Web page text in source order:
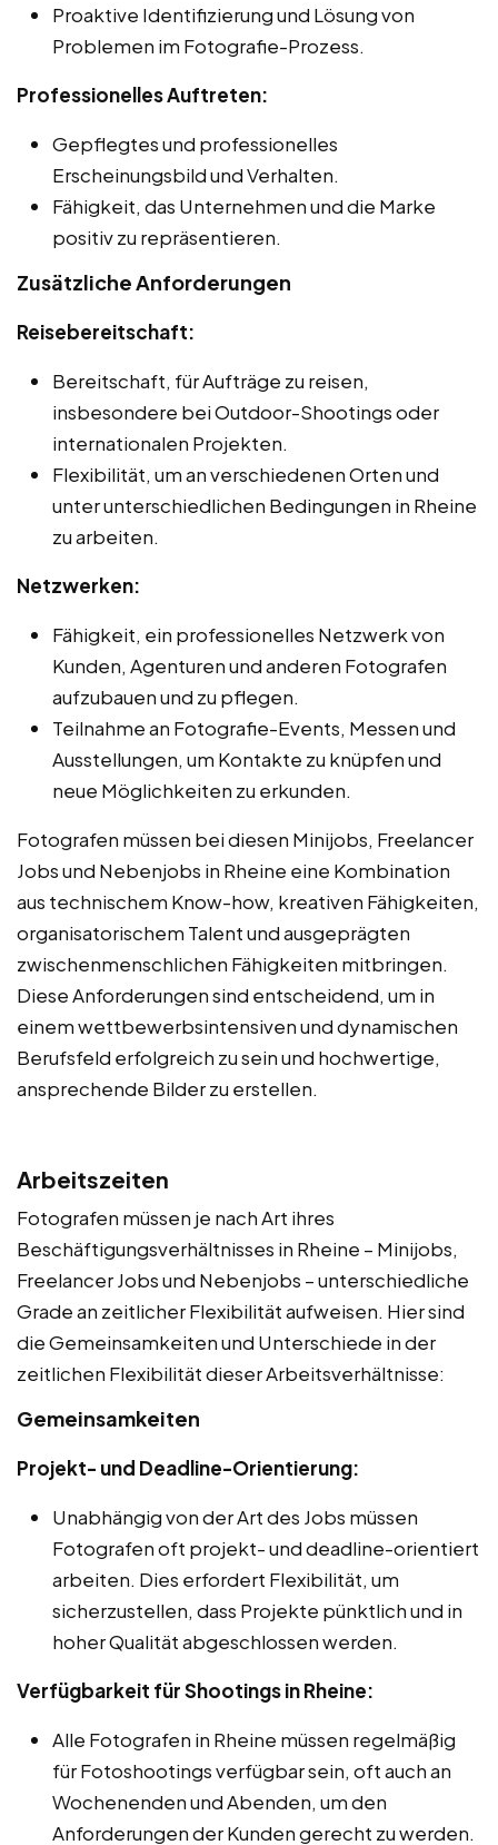
Proaktive Identifizierung und Lösung von
Problemen im Fotografie-Prozess.
Professionelles Auftreten:
Gepflegtes und professionelles
Erscheinungsbild und Verhalten.
Fähigkeit, das Unternehmen und die Marke
positiv zu repräsentieren.
Zusätzliche Anforderungen
Reisebereitschaft:
Bereitschaft, für Aufträge zu reisen,
insbesondere bei Outdoor-Shootings oder
internationalen Projekten.
Flexibilität, um an verschiedenen Orten und
unter unterschiedlichen Bedingungen in Rheine
zu arbeiten.
Netzwerken:
Fähigkeit, ein professionelles Netzwerk von
Kunden, Agenturen und anderen Fotografen
aufzubauen und zu pflegen.
Teilnahme an Fotografie-Events, Messen und
Ausstellungen, um Kontakte zu knüpfen und
neue Möglichkeiten zu erkunden.
Fotografen müssen bei diesen Minijobs, Freelancer
Jobs und Nebenjobs in Rheine eine Kombination
aus technischem Know-how, kreativen Fähigkeiten,
organisatorischem Talent und ausgeprägten
zwischenmenschlichen Fähigkeiten mitbringen.
Diese Anforderungen sind entscheidend, um in
einem wettbewerbsintensiven und dynamischen
Berufsfeld erfolgreich zu sein und hochwertige,
ansprechende Bilder zu erstellen.
Arbeitszeiten
Fotografen müssen je nach Art ihres
Beschäftigungsverhältnisses in Rheine – Minijobs,
Freelancer Jobs und Nebenjobs – unterschiedliche
Grade an zeitlicher Flexibilität aufweisen. Hier sind
die Gemeinsamkeiten und Unterschiede in der
zeitlichen Flexibilität dieser Arbeitsverhältnisse:
Gemeinsamkeiten
Projekt- und Deadline-Orientierung:
Unabhängig von der Art des Jobs müssen
Fotografen oft projekt- und deadline-orientiert
arbeiten. Dies erfordert Flexibilität, um
sicherzustellen, dass Projekte pünktlich und in
hoher Qualität abgeschlossen werden.
Verfügbarkeit für Shootings in Rheine:
Alle Fotografen in Rheine müssen regelmäßig
für Fotoshootings verfügbar sein, oft auch an
Wochenenden und Abenden, um den
Anforderungen der Kunden gerecht zu werden.